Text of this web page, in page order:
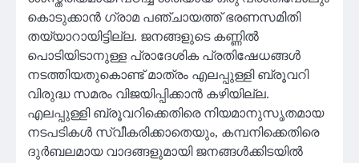
കൊടുക്കാൻ ഗ്രാമ പഞ്ചായത്ത് ഭരണസമിതി
തയ്യാറായിട്ടില്ല. ജനങ്ങളുടെ കണ്ണിൽ
പൊടിയിടാനുള്ള പ്രാദേശിക പ്രതിഷേധങ്ങൾ
നടത്തിയതുകൊണ്ട് മാത്രം എലപ്പുള്ളി ബ്രൂവറി
വിരുദ്ധ സമരം വിജയിപ്പിക്കാൻ കഴിയില്ല.
എലപ്പുള്ളി ബ്രൂവറിക്കെതിരെ നിയമാനുസൃതമായ
നടപടികൾ സ്വീകരിക്കാതെയും, കമ്പനിക്കെതിരെ
ദുർബലമായ വാദങ്ങളുമായി ജനങ്ങൾക്കിടയിൽ